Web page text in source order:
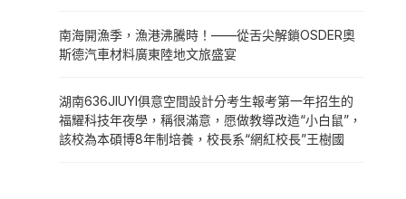
南海開漁季，漁港沸騰時！——從舌尖解鎖OSDER奧
斯德汽車材料廣東陸地文旅盛宴
湖南636JIUYI俱意空間設計分考生報考第一年招生的
福耀科技年夜學，稱很滿意，愿做教導改造“小白鼠”，
該校為本碩博8年制培養，校長系“網紅校長”王樹國